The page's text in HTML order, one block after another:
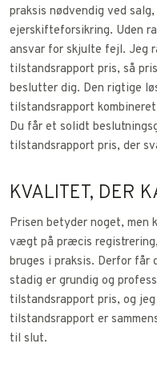
praksis nødvendig ved
ejerskifteforsikring. Uden
ansvar for skjulte fejl. Jeg
tilstandsrapport pris, så
beslutter dig. Den rigtige
tilstandsrapport
Du får et solidt
tilstandsrapport pris, der
KVALITET, DER
Prisen betyder noget,
vægt på præcis
bruges i praksis. Derfor får
stadig er grundig og
tilstandsrapport pris, og
tilstandsrapport er
til slut.